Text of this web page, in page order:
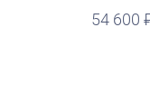
54 600
руб.